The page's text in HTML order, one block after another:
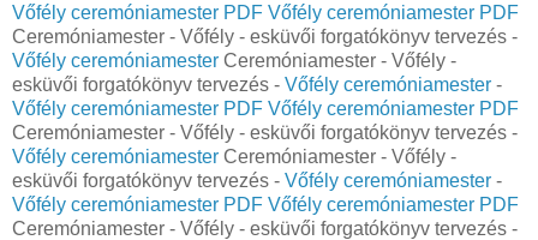
Vőfély ceremóniamester PDF Vőfély ceremóniamester PDF
Ceremóniamester - Vőfély - esküvői forgatókönyv tervezés -
Vőfély ceremóniamester Ceremóniamester - Vőfély -
esküvői forgatókönyv tervezés - Vőfély ceremóniamester -
Vőfély ceremóniamester PDF Vőfély ceremóniamester PDF
Ceremóniamester - Vőfély - esküvői forgatókönyv tervezés -
Vőfély ceremóniamester Ceremóniamester - Vőfély -
esküvői forgatókönyv tervezés - Vőfély ceremóniamester -
Vőfély ceremóniamester PDF Vőfély ceremóniamester PDF
Ceremóniamester - Vőfély - esküvői forgatókönyv tervezés -